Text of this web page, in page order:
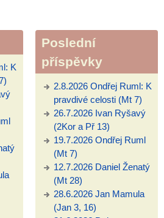
K
Poslední
příspěvky
2.8.2026 Ondřej Ruml: K
pravdivé celosti (Mt 7)
26.7.2026 Ivan Ryšavý
(2Kor a Př 13)
19.7.2026 Ondřej Ruml
(Mt 7)
12.7.2026 Daniel Ženatý
(Mt 28)
28.6.2026 Jan Mamula
(Jan 3, 16)